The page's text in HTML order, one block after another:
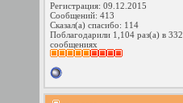
Регистрация: 09.12.2015
Сообщений: 413
Сказал(а) спасибо: 114
Поблагодарили 1,104 раз(а) в 332
сообщениях